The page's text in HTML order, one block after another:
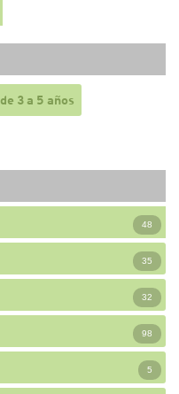
de 3 a 5 años
48
35
32
98
5